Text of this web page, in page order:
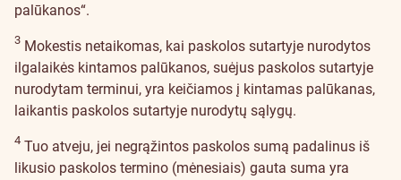
palūkanos“.
3 Mokestis netaikomas, kai paskolos sutartyje nurodytos
ilgalaikės kintamos palūkanos, suėjus paskolos sutartyje
nurodytam terminui, yra keičiamos į kintamas palūkanas,
laikantis paskolos sutartyje nurodytų sąlygų.
4 Tuo atveju, jei negrąžintos paskolos sumą padalinus iš
likusio paskolos termino (mėnesiais) gauta suma yra